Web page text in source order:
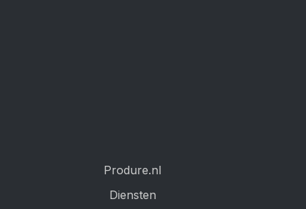
Produre.nl
Diensten